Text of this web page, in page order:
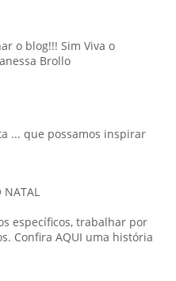
o blog!!! Sim Viva o
Brollo
... que possamos inspirar
NATAL
específicos, trabalhar por
Confira AQUI uma história